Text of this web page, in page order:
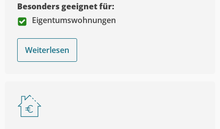
Besonders geeignet für:
Eigentumswohnungen
Weiterlesen